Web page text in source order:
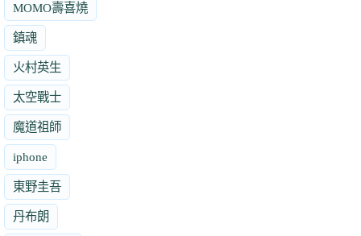
MOMO壽喜燒
鎮魂
火村英生
太空戰士
魔道祖師
iphone
東野圭吾
丹布朗